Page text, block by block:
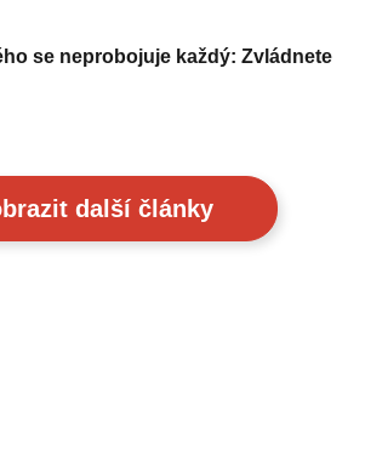
se neprobojuje každý: Zvládnete
další články